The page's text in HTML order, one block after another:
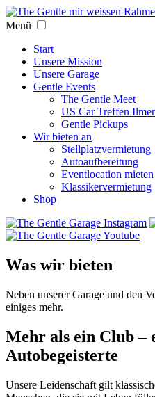
Menü
Start
Unsere Mission
Unsere Garage
Gentle Events
The Gentle Meet
US Car Treffen
Gentle Pickups
Wir bieten an
Stellplatzvermietung
Autoaufbereitung
Eventlocation mieten
Klassikervermietung
Shop
Was wir bieten
Neben unserer Garage und den
einiges mehr.
Mehr als ein Club –
Autobegeisterte
Unsere Leidenschaft gilt